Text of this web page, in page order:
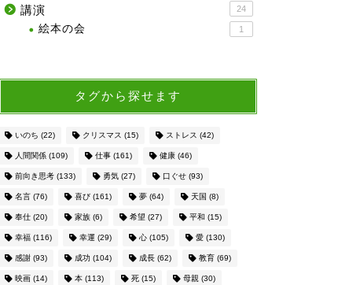
講演 24
絵本の会 1
タグから探せます
いのち (22) クリスマス (15) ストレス (42)
人間関係(109) 仕事(161) 健康(46)
前向き思考(133) 勇気(27) 口ぐせ(93)
名言(76) 喜び(161) 夢(64) 天国 (8)
奉仕(20) 家族(6) 希望 (27) 平和 (15)
幸福(116) 幸運 (29) 心(105) 愛(130)
感謝(93) 成功 (104) 成長(62) 教育(69)
映画(14) 本(113) 死(15) 母親 (30)